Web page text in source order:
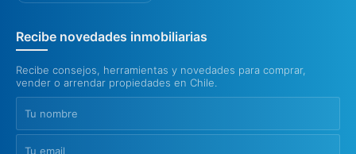
Recibe novedades inmobiliarias
Recibe consejos, herramientas y novedades para comprar,
vender o arrendar propiedades en Chile.